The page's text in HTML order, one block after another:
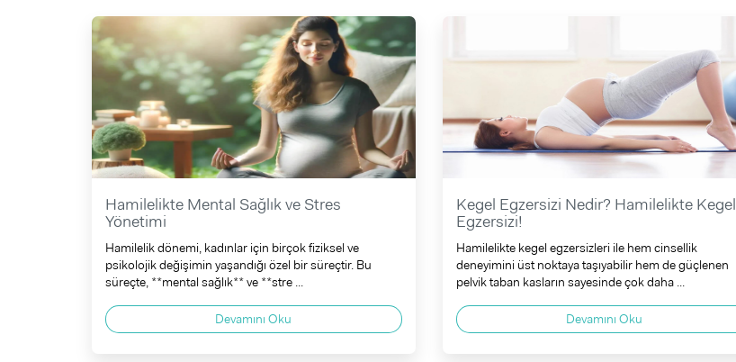
Hamilelikte Mental Sağlık ve Stres
Yönetimi
Hamilelik dönemi, kadınlar için birçok fiziksel ve
psikolojik değişimin yaşandığı özel bir süreçtir. Bu
süreçte, **mental sağlık** ve **stre ...
Devamını Oku
Kegel Egzersizi Nedir? Hamilelikte Kegel
Egzersizi!
Hamilelikte kegel egzersizleri ile hem cinsellik
deneyimini üst noktaya taşıyabilir hem de güçlenen
pelvik taban kasların sayesinde çok daha ...
Devamını Oku